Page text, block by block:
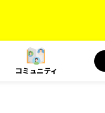
コミュニティ